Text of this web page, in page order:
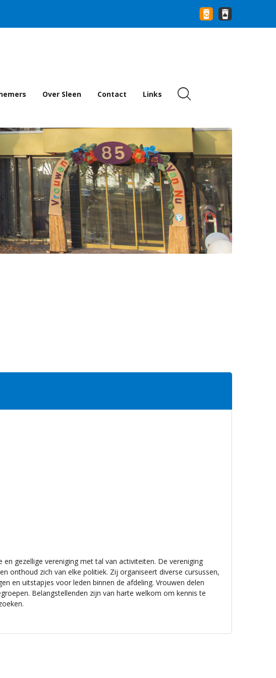
Over Sleen Contact Links
en gezellige vereniging met tal van activiteiten. De vereniging
onthoud zich van elke politiek. Zij organiseert diverse cursussen,
en uitstapjes voor leden binnen de afdeling. Vrouwen delen
Belangstellenden zijn van harte welkom om kennis te